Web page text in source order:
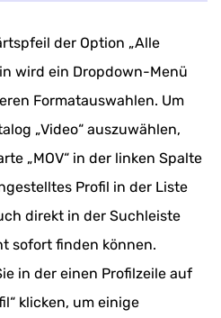
der Option „Alle
wird ein Dropdown-Menü
Formatauswahlen. Um
„Video“ auszuwählen,
„MOV“ in der linken Spalte
Profil in der Liste
direkt in der Suchleiste
sofort finden können.
in der einen Profilzeile auf
klicken, um einige